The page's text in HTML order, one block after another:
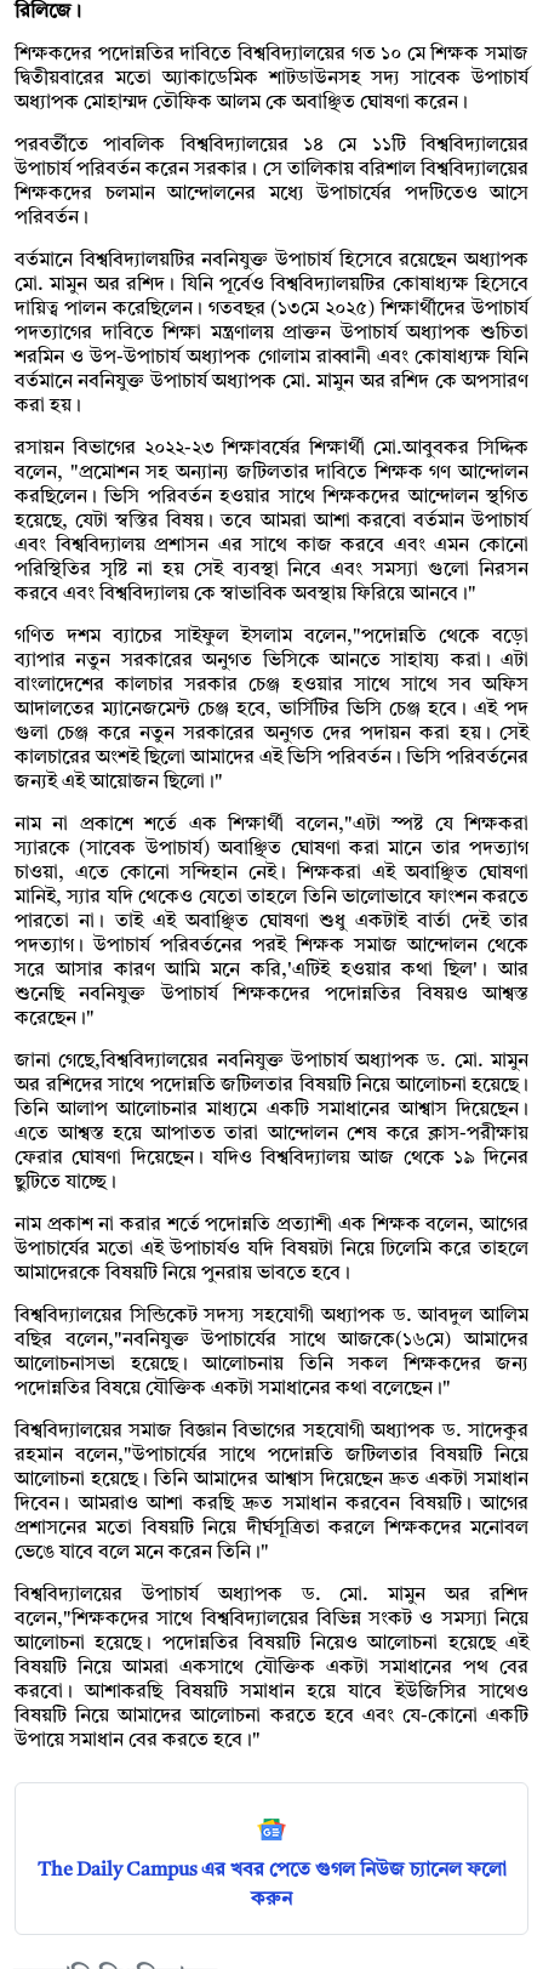
রিলিজে।
শিক্ষকদের পদোন্নতির দাবিতে বিশ্ববিদ্যালয়ের গত ১০ মে শিক্ষক সমাজ
দ্বিতীয়বারের মতো অ্যাকাডেমিক শাটডাউনসহ সদ্য সাবেক উপাচার্য
অধ্যাপক মোহাম্মদ তৌফিক আলম কে অবাঞ্ছিত ঘোষণা করেন।
পরবর্তীতে পাবলিক বিশ্ববিদ্যালয়ের ১৪ মে ১১টি বিশ্ববিদ্যালয়ের
উপাচার্য পরিবর্তন করেন সরকার। সে তালিকায় বরিশাল বিশ্ববিদ্যালয়ের
শিক্ষকদের চলমান আন্দোলনের মধ্যে উপাচার্যের পদটিতেও আসে
পরিবর্তন।
বর্তমানে বিশ্ববিদ্যালয়টির নবনিযুক্ত উপাচার্য হিসেবে রয়েছেন অধ্যাপক
মো. মামুন অর রশিদ। যিনি পূর্বেও বিশ্ববিদ্যালয়টির কোষাধ্যক্ষ হিসেবে
দায়িত্ব পালন করেছিলেন। গতবছর (১৩মে ২০২৫) শিক্ষার্থীদের উপাচার্য
পদত্যাগের দাবিতে শিক্ষা মন্ত্রণালয় প্রাক্তন উপাচার্য অধ্যাপক শুচিতা
শরমিন ও উপ-উপাচার্য অধ্যাপক গোলাম রাব্বানী এবং কোষাধ্যক্ষ যিনি
বর্তমানে নবনিযুক্ত উপাচার্য অধ্যাপক মো. মামুন অর রশিদ কে অপসারণ
করা হয়।
রসায়ন বিভাগের ২০২২-২৩ শিক্ষাবর্ষের শিক্ষার্থী মো.আবুবকর সিদ্দিক
বলেন, "প্রমোশন সহ অন্যান্য জটিলতার দাবিতে শিক্ষক গণ আন্দোলন
করছিলেন। ভিসি পরিবর্তন হওয়ার সাথে শিক্ষকদের আন্দোলন স্থগিত
হয়েছে, যেটা স্বস্তির বিষয়। তবে আমরা আশা করবো বর্তমান উপাচার্য
এবং বিশ্ববিদ্যালয় প্রশাসন এর সাথে কাজ করবে এবং এমন কোনো
পরিস্থিতির সৃষ্টি না হয় সেই ব্যবস্থা নিবে এবং সমস্যা গুলো নিরসন
করবে এবং বিশ্ববিদ্যালয় কে স্বাভাবিক অবস্থায় ফিরিয়ে আনবে।"
গণিত দশম ব্যাচের সাইফুল ইসলাম বলেন,"পদোন্নতি থেকে বড়ো
ব্যাপার নতুন সরকারের অনুগত ভিসিকে আনতে সাহায্য করা। এটা
বাংলাদেশের কালচার সরকার চেঞ্জ হওয়ার সাথে সাথে সব অফিস
আদালতের ম্যানেজমেন্ট চেঞ্জ হবে, ভার্সিটির ভিসি চেঞ্জ হবে। এই পদ
গুলা চেঞ্জ করে নতুন সরকারের অনুগত দের পদায়ন করা হয়। সেই
কালচারের অংশই ছিলো আমাদের এই ভিসি পরিবর্তন। ভিসি পরিবর্তনের
জন্যই এই আয়োজন ছিলো।"
নাম না প্রকাশে শর্তে এক শিক্ষার্থী বলেন,"এটা স্পষ্ট যে শিক্ষকরা
স্যারকে (সাবেক উপাচার্য) অবাঞ্ছিত ঘোষণা করা মানে তার পদত্যাগ
চাওয়া, এতে কোনো সন্দিহান নেই। শিক্ষকরা এই অবাঞ্ছিত ঘোষণা
মানিই, স্যার যদি থেকেও যেতো তাহলে তিনি ভালোভাবে ফাংশন করতে
পারতো না। তাই এই অবাঞ্ছিত ঘোষণা শুধু একটাই বার্তা দেই তার
পদত্যাগ। উপাচার্য পরিবর্তনের পরই শিক্ষক সমাজ আন্দোলন থেকে
সরে আসার কারণ আমি মনে করি,'এটিই হওয়ার কথা ছিল'। আর
শুনেছি নবনিযুক্ত উপাচার্য শিক্ষকদের পদোন্নতির বিষয়ও আশ্বস্ত
করেছেন।"
জানা গেছে,বিশ্ববিদ্যালয়ের নবনিযুক্ত উপাচার্য অধ্যাপক ড. মো. মামুন
অর রশিদের সাথে পদোন্নতি জটিলতার বিষয়টি নিয়ে আলোচনা হয়েছে।
তিনি আলাপ আলোচনার মাধ্যমে একটি সমাধানের আশ্বাস দিয়েছেন।
এতে আশ্বস্ত হয়ে আপাতত তারা আন্দোলন শেষ করে ক্লাস-পরীক্ষায়
ফেরার ঘোষণা দিয়েছেন। যদিও বিশ্ববিদ্যালয় আজ থেকে ১৯ দিনের
ছুটিতে যাচ্ছে।
নাম প্রকাশ না করার শর্তে পদোন্নতি প্রত্যাশী এক শিক্ষক বলেন, আগের
উপাচার্যের মতো এই উপাচার্যও যদি বিষয়টা নিয়ে ঢিলেমি করে তাহলে
আমাদেরকে বিষয়টি নিয়ে পুনরায় ভাবতে হবে।
বিশ্ববিদ্যালয়ের সিন্ডিকেট সদস্য সহযোগী অধ্যাপক ড. আবদুল আলিম
বছির বলেন,"নবনিযুক্ত উপাচার্যের সাথে আজকে(১৬মে) আমাদের
আলোচনাসভা হয়েছে। আলোচনায় তিনি সকল শিক্ষকদের জন্য
পদোন্নতির বিষয়ে যৌক্তিক একটা সমাধানের কথা বলেছেন।"
বিশ্ববিদ্যালয়ের সমাজ বিজ্ঞান বিভাগের সহযোগী অধ্যাপক ড. সাদেকুর
রহমান বলেন,"উপাচার্যের সাথে পদোন্নতি জটিলতার বিষয়টি নিয়ে
আলোচনা হয়েছে। তিনি আমাদের আশ্বাস দিয়েছেন দ্রুত একটা সমাধান
দিবেন। আমরাও আশা করছি দ্রুত সমাধান করবেন বিষয়টি। আগের
প্রশাসনের মতো বিষয়টি নিয়ে দীর্ঘসূত্রিতা করলে শিক্ষকদের মনোবল
ভেঙে যাবে বলে মনে করেন তিনি।"
বিশ্ববিদ্যালয়ের উপাচার্য অধ্যাপক ড. মো. মামুন অর রশিদ
বলেন,"শিক্ষকদের সাথে বিশ্ববিদ্যালয়ের বিভিন্ন সংকট ও সমস্যা নিয়ে
আলোচনা হয়েছে। পদোন্নতির বিষয়টি নিয়েও আলোচনা হয়েছে এই
বিষয়টি নিয়ে আমরা একসাথে যৌক্তিক একটা সমাধানের পথ বের
করবো। আশাকরছি বিষয়টি সমাধান হয়ে যাবে ইউজিসির সাথেও
বিষয়টি নিয়ে আমাদের আলোচনা করতে হবে এবং যে-কোনো একটি
উপায়ে সমাধান বের করতে হবে।"
The Daily Campus এর খবর পেতে গুগল নিউজ চ্যানেল ফলো
করুন